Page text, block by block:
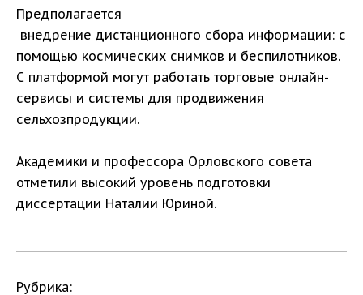
Предполагается
внедрение дистанционного сбора информации: с
помощью космических снимков и беспилотников.
С платформой могут работать торговые онлайн-
сервисы и системы для продвижения
сельхозпродукции.
Академики и профессора Орловского совета
отметили высокий уровень подготовки
диссертации Наталии Юриной.
Рубрика: